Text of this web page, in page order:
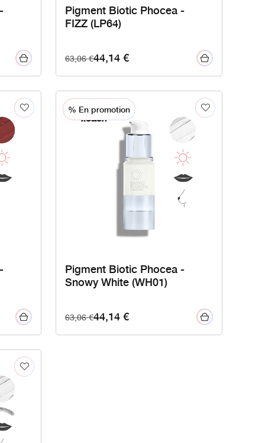
Pigment Biotic Phocea -
FIZZ (LP64)
63,06€44,14€
% En promotion
Pigment Biotic Phocea -
Snowy White (WH01)
63,06€44,14€